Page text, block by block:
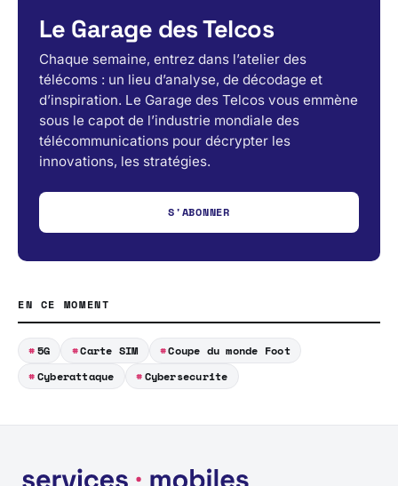
Le Garage des Telcos
Chaque semaine, entrez dans l’atelier des
télécoms : un lieu d’analyse, de décodage et
d’inspiration. Le Garage des Telcos vous emmène
sous le capot de l’industrie mondiale des
télécommunications pour décrypter les
innovations, les stratégies.
S'ABONNER
EN CE MOMENT
5G Carte SIM
Coupe du monde Foot
Cyberattaque
Cybersecurite